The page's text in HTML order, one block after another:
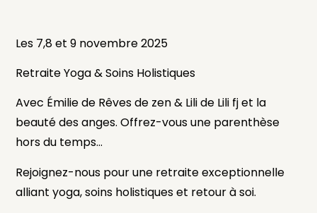
Les 7,8 et 9 novembre 2025
Retraite Yoga & Soins Holistiques
Avec Émilie de Rêves de zen & Lili de Lili fj et la
beauté des anges.Offrez-vous une parenthèse
hors du temps…
Rejoignez-nous pour une retraite exceptionnelle
alliant yoga, soins holistiques et retour à soi.